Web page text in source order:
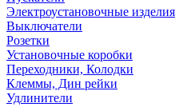
Электроустановочные изделия
Выключатели
Розетки
Установочные коробки
Переходники, Колодки
Клеммы, Дин рейки
Удлинители